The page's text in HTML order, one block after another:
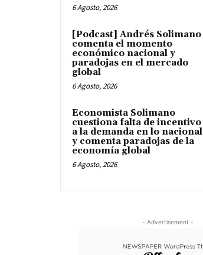
6 Agosto, 2026
[Podcast] Andrés Solimano
comenta el momento
económico nacional y
paradojas en el mercado
global
6 Agosto, 2026
Economista Solimano
cuestiona falta de incentivo
a la demanda en lo nacional
y comenta paradojas de la
economía global
6 Agosto, 2026
- Advertisement -